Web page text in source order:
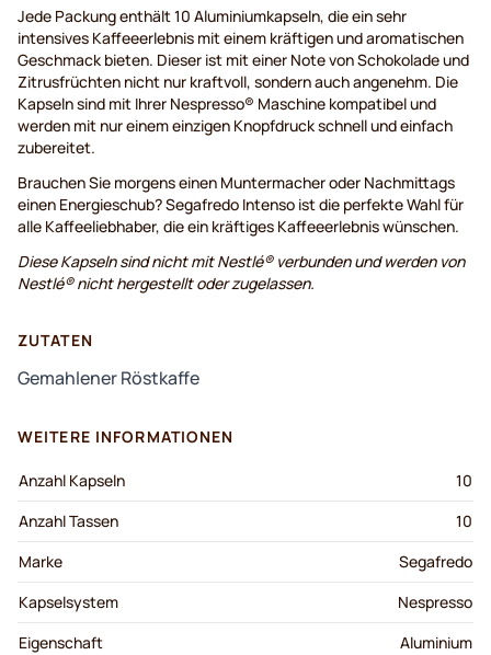
Jede Packung enthält 10 Aluminiumkapseln, die ein sehr
intensives Kaffeeerlebnis mit einem kräftigen und aromatischen
Geschmack bieten. Dieser ist mit einer Note von Schokolade und
Zitrusfrüchten nicht nur kraftvoll, sondern auch angenehm. Die
Kapseln sind mit Ihrer Nespresso® Maschine kompatibel und
werden mit nur einem einzigen Knopfdruck schnell und einfach
zubereitet.
Brauchen Sie morgens einen Muntermacher oder Nachmittags
einen Energieschub? Segafredo Intenso ist die perfekte Wahl für
alle Kaffeeliebhaber, die ein kräftiges Kaffeeerlebnis wünschen.
Diese Kapseln sind nicht mit Nestlé® verbunden und werden von
Nestlé® nicht hergestellt oder zugelassen.
ZUTATEN
Gemahlener Röstkaffe
WEITERE INFORMATIONEN
Anzahl Kapseln
10
Anzahl Tassen
10
Marke
Segafredo
Kapselsystem
Nespresso
Eigenschaft
Aluminium